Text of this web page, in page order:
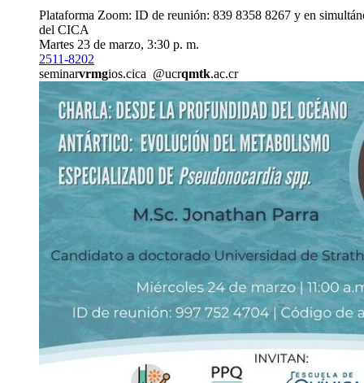
Plataforma Zoom: ID de reunión: 839 8358 8267 y en
del CICA
Martes 23 de marzo, 3:30 p. m.
2511-8202
seminarvrmgios.cica @ucrqmtk.ac.cr